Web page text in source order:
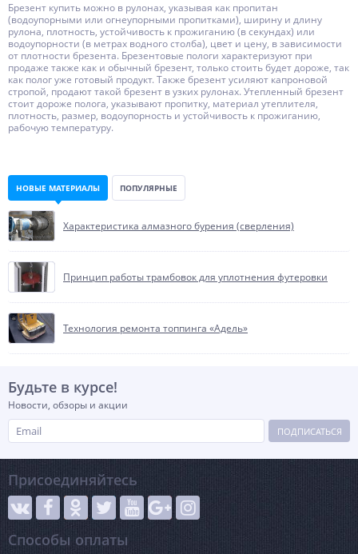
Брезент купить можно в рулонах, указывая как пропитан
(водоупорными или огнеупорными пропитками), ширину и длину
рулона, плотность, устойчивость к прожиганию (в секундах) или
водоупорности (в метрах водного столба), цвет и цену, в зависимости
от плотности брезента. Брезентовые пологи характеризуют при
продаже также как и обычный брезент, только стоить будет дороже, так
как полог уже готовый продукт. Также брезент усиляют капроновой
стропой, продают такой брезент в узких рулонах. Утепленный брезент
стоит дороже полога, указывают пропитку, материал утеплителя,
плотность, размер, водоупорность и устойчивость к прожиганию,
рабочую температуру.
НОВЫЕ МАТЕРИАЛЫ ПОПУЛЯРНЫЕ
Характеристика алмазного бурения (сверления)
Принцип работы трамбовок для уплотнения футеровки
Технология ремонта топпинга «Адель»
Будьте в курсе!
Новости, обзоры и акции
ПОДПИСАТЬСЯ
Присоединяйтесь
Способы оплаты